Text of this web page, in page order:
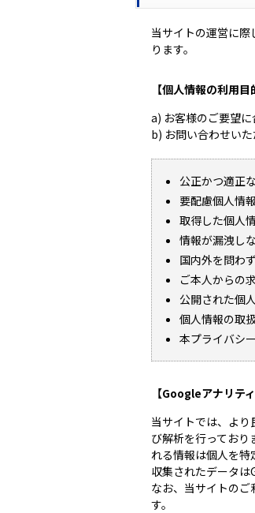
当サイトの運営に
ります。
【個人情報の利用目
a) お客様のご要望に
b) お問い合わせいた
公正かつ適正
要配慮個人情
取得した個人
情報が漏洩し
国内外を問わ
ご本人からの
公開された個
個人情報の取
本プライバシ
【Googleアナリテ
当サイトでは、よ
び解析を行ってお
れる情報は個人を特
収集されたデータは
なお、当サイトの
す。